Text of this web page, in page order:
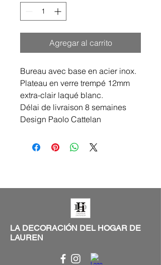
Agregar al carrito
Bureau avec base en acier inox.
Plateau en verre trempé 12mm
extra-clair laqué blanc.
Délai de livraison 8 semaines
Design Paolo Cattelan
LA DECORACIÓN DEL HOGAR DE
LAUREN